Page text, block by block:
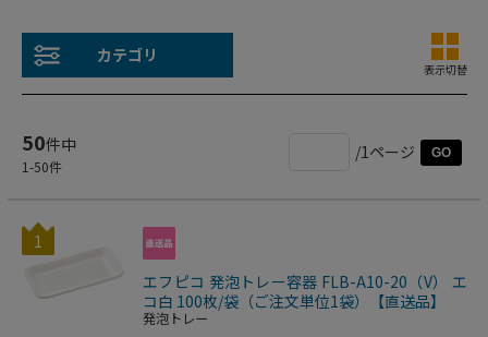
カテゴリ
表示切替
50件中
1-50件
/1ページ GO
1
エフピコ 発泡トレー容器 FLB-A10-20（V） エ
コ白 100枚/袋（ご注文単位1袋）【直送品】
発泡トレー